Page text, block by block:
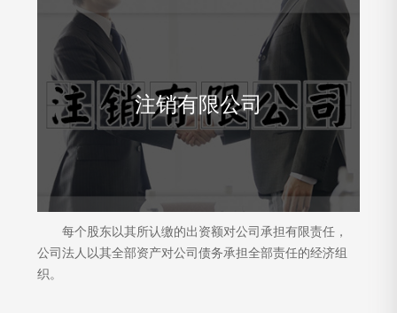
注销有限公司
每个股东以其所认缴的出资额对公司承担有限责任，
公司法人以其全部资产对公司债务承担全部责任的经济组
织。